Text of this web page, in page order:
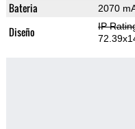
Bateria 2070
Diseño IP